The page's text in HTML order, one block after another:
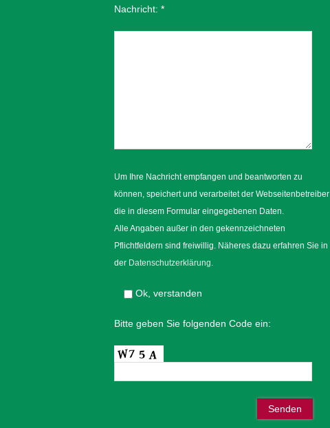
Nachricht: *
Um Ihre Nachricht empfangen und beantworten zu
können, speichert und verarbeitet der Webseitenbetreiber
die in diesem Formular eingegebenen Daten.
Alle Angaben außer in den gekennzeichneten
Pflichtfeldern sind freiwillig. Näheres dazu erfahren Sie in
der Datenschutzerklärung.
Ok, verstanden
Bitte geben Sie folgenden Code ein: